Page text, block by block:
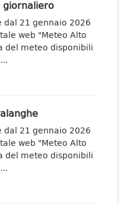
21 gennaio 2026
web "Meteo Alto
del meteo disponibili
21 gennaio 2026
web "Meteo Alto
del meteo disponibili